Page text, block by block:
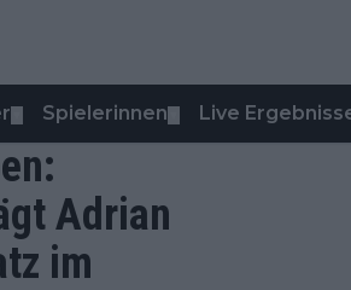
Spielerinnen Live
Adrian
im